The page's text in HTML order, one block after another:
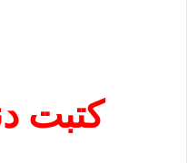
كتبت